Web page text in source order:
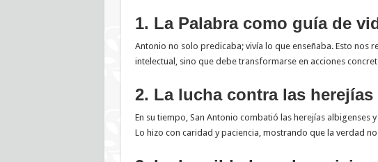
1. La Palabra como guía de
Antonio no solo predicaba; vivía lo que enseñaba. Esto nos
intelectual, sino que debe transformarse en acciones
2. La lucha contra las herejías
En su tiempo, San Antonio combatió las herejías albigenses
Lo hizo con caridad y paciencia, mostrando que la verdad